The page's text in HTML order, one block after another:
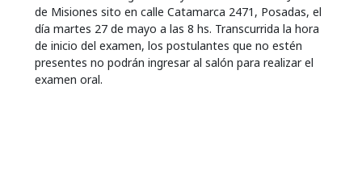
de Misiones sito en calle Catamarca 2471, Posadas, el
día martes 27 de mayo a las 8 hs. Transcurrida la hora
de inicio del examen, los postulantes que no estén
presentes no podrán ingresar al salón para realizar el
examen oral.